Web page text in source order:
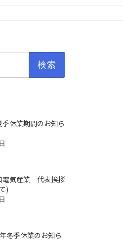
季休業期間のお知ら
電気産業 代表挨拶
)
冬季休業のお知ら